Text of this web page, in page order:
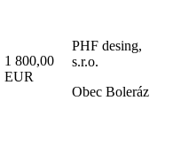
1 800,00
EUR
PHF desing,
s.r.o.
Obec Boleráz